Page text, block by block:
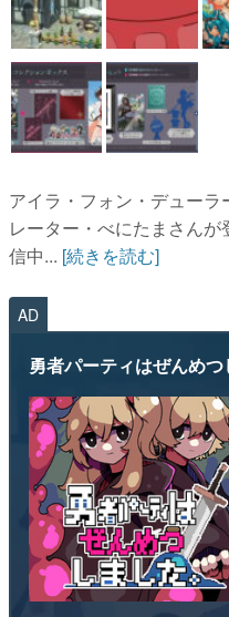
アイラ・フォン・デュー
レーター・べにたまさん
信中... [続きを読む]
AD
勇者パーティはぜんめつ